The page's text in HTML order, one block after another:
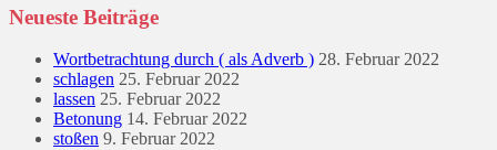
Neueste Beiträge
Wortbetrachtung durch ( als Adverb ) 28. Februar 2022
schlagen 25. Februar 2022
lassen 25. Februar 2022
Betonung 14. Februar 2022
stoßen 9. Februar 2022